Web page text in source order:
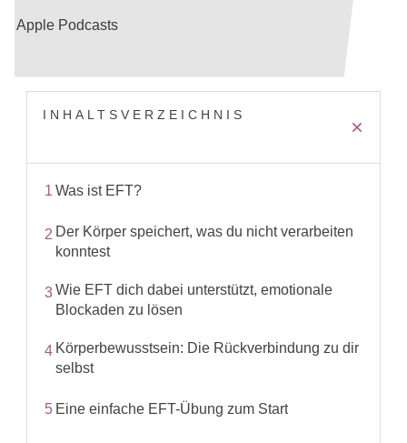
Apple Podcasts
INHALTSVERZEICHNIS
1 Was ist EFT?
2 Der Körper speichert, was du nicht verarbeiten
konntest
3Wie EFT dich dabei unterstützt, emotionale
Blockaden zu lösen
4 Körperbewusstsein: Die Rückverbindung zu dir
selbst
5 Eine einfache EFT-Übung zum Start